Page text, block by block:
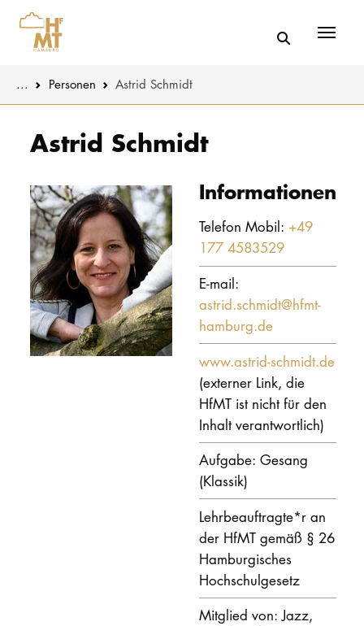
... Personen Astrid Schmidt
Astrid Schmidt
Informationen
Telefon Mobil: +49
177 4583529
E-mail:
astrid.schmidt@hfmt-
hamburg.de
www.astrid-schmidt.de
(externer Link, die
HfMT ist nicht für den
Inhalt verantwortlich)
Aufgabe: Gesang
(Klassik)
Lehrbeauftragte*r an
der HfMT gemäß § 26
Hamburgisches
Hochschulgesetz
Mitglied von: Jazz,
KULTUR-
STUDIUM
Intranet
Online-